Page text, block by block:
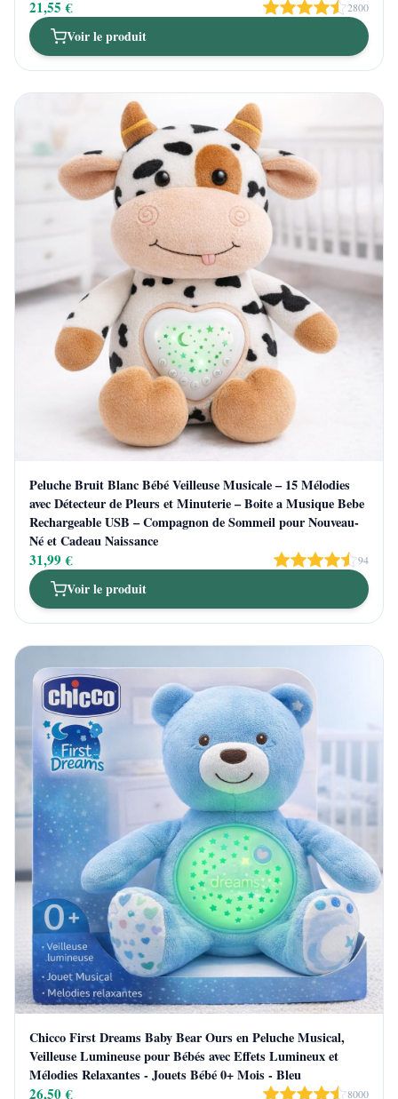
21,55 € 2800
Voir le produit
Peluche Bruit Blanc Bébé Veilleuse Musicale – 15 Mélodies
avec Détecteur de Pleurs et Minuterie – Boite a Musique Bebe
Rechargeable USB – Compagnon de Sommeil pour Nouveau-
Né et Cadeau Naissance
31,99 € 94
Voir le produit
Chicco First Dreams Baby Bear Ours en Peluche Musical,
Veilleuse Lumineuse pour Bébés avec Effets Lumineux et
Mélodies Relaxantes - Jouets Bébé 0+ Mois - Bleu
26,50 € 8000